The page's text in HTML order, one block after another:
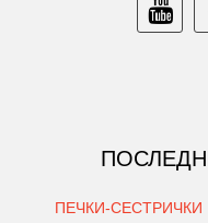
ПЕЧКИ-СЕСТРИЧКИ